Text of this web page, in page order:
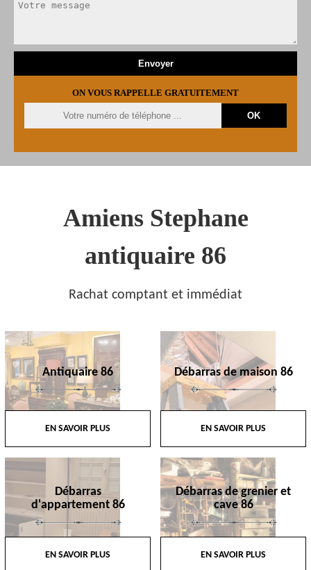
ON VOUS RAPPELLE GRATUITEMENT
Amiens Stephane
antiquaire 86
Rachat comptant et immédiat
Antiquaire 86
EN SAVOIR PLUS
Débarras de maison 86
EN SAVOIR PLUS
Débarras
d'appartement 86
EN SAVOIR PLUS
Débarras de grenier et
cave 86
EN SAVOIR PLUS